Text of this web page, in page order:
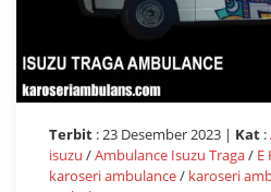
Terbit : 23 Desember 2023 | Kat :
isuzu /Ambulance Isuzu Traga/ E
karoseri ambulance/ karoseri